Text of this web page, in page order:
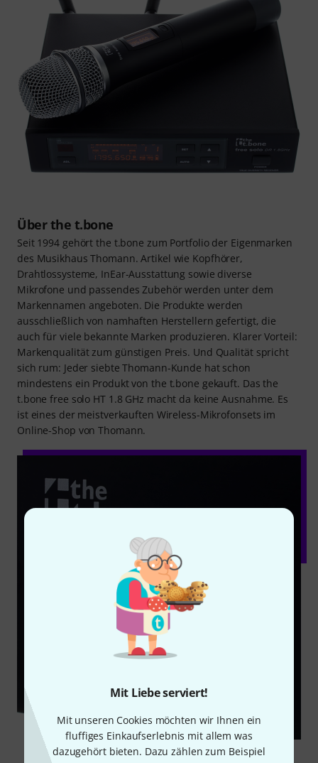
Mit Liebe serviert!
Mit unseren Cookies möchten wir Ihnen ein
fluffiges Einkaufserlebnis mit allem was
dazugehört bieten. Dazu zählen zum Beispiel
Über the t.bone
Seit 1994 gehört the t.bone zum Portfolio der Eigenmarken
des Musikhaus Thomann. Artikel wie Kopfhörer,
Drahtlossysteme, InEar-Ausstattung sowie diverse
Mikrofone und passendes Zubehör werden unter dem
Markennamen angeboten. Die Produkte werden
ausschließlich von namhaften Herstellern gefertigt, die
auch für viele bekannte Marken produzieren. Klarer Vorteil:
Markenqualität zum günstigen Preis. Und Qualität spricht
sich rum: Jeder siebte Thomann-Kunde hat schon
mindestens ein Produkt von the t.bone gekauft. Das the
t.bone free solo HT 1.8 GHz macht da keine Ausnahme. Es
ist eines der meistverkauften Wireless-Mikrofonsets im
Online-Shop von Thomann.